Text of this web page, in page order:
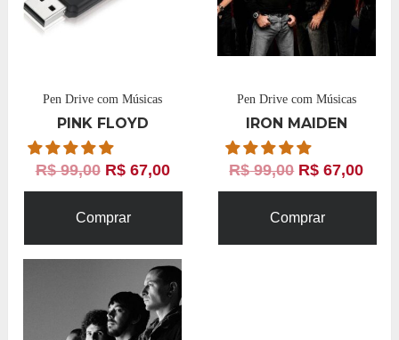
Pen Drive com Músicas
PINK FLOYD
R$99,00 R$67,00
Comprar
Pen Drive com Músicas
IRON MAIDEN
R$99,00 R$ 67,00
Comprar